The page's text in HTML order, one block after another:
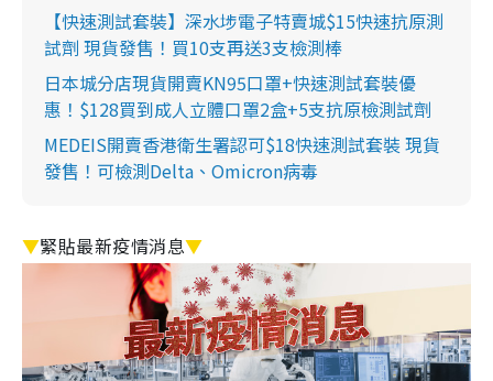
【快速測試套裝】深水埗電子特賣城$15快速抗原測
試劑 現貨發售！買10支再送3支檢測棒
日本城分店現貨開賣KN95口罩+快速測試套裝優
惠！$128買到成人立體口罩2盒+5支抗原檢測試劑
MEDEIS開賣香港衛生署認可$18快速測試套裝 現貨
發售！可檢測Delta、Omicron病毒
▼緊貼最新疫情消息▼